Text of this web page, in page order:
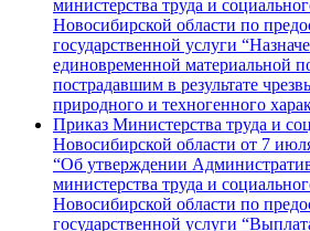
министерства труда и
Новосибирской области по
государственной услуги
единовременной материальной
пострадавшим в результате
природного и техногенного
Приказ Министерства труда и
Новосибирской области от 7
“Об утверждении
министерства труда и
Новосибирской области по
государственной услуги